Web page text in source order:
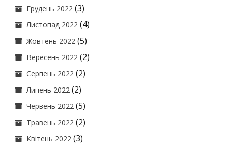
Грудень 2022 (3)
Листопад 2022 (4)
Жовтень 2022 (5)
Вересень 2022 (2)
Серпень 2022 (2)
Липень 2022 (2)
Червень 2022 (5)
Травень 2022 (2)
Квітень 2022 (3)